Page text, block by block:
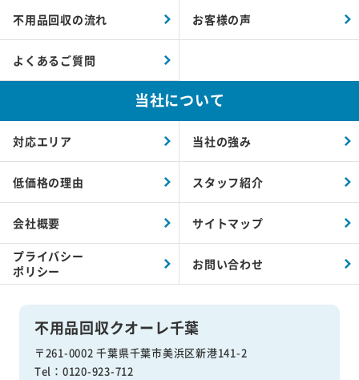
不用品回収クオーレ千葉
〒261-0002 千葉県千葉市美浜区新港141-2
Tel：0120-923-712
不用品回収の流れ お客様の声
よくあるご質問
当社について
対応エリア 当社の強み
低価格の理由 スタッフ紹介
会社概要 サイトマップ
プライバシー
ポリシー
お問い合わせ